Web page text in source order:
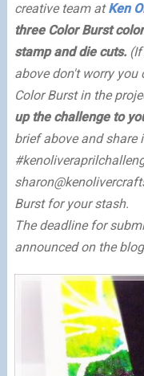
creative team atKen
three Color Burst
stamp and die cuts.(If
above don't worry you
Color Burst in the
up the challenge to
brief above and share
Burst for your stash.
The deadline for
announced on the